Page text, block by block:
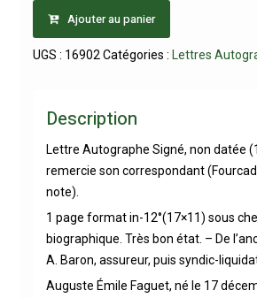
Ajouter au panier
UGS : 16902 Catégories : Lettres
Description
Lettre Autographe Signé, non datée
remercie son correspondant
note).
1 page format in-12°(17×11) sous
biographique. Très bon état. – De
A. Baron, assureur, puis syndic-
Auguste Émile Faguet, né le 17